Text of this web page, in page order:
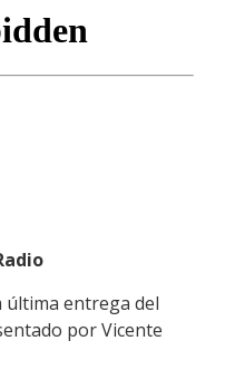
última entrega del
por Vicente